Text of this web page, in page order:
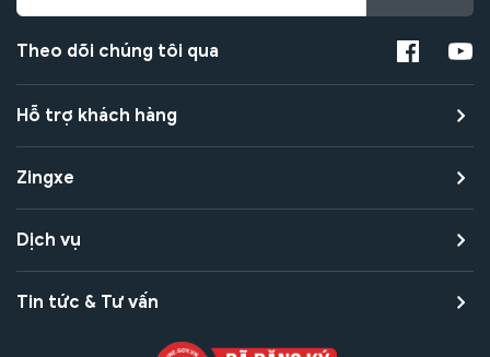
Theo dõi chúng tôi qua
Hỗ trợ khách hàng
Zingxe
Dịch vụ
Tin tức & Tư vấn